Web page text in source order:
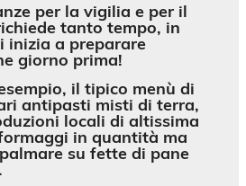
per la vigilia e per il
tanto tempo, in
inizia a preparare
giorno prima!
il tipico menù di
antipasti misti di terra,
locali di altissima
in quantità ma
su fette di pane